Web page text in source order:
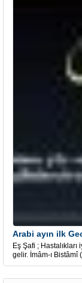
Arabi ayın ilk
Eş Şafi ;
gelir. İmâm-ı